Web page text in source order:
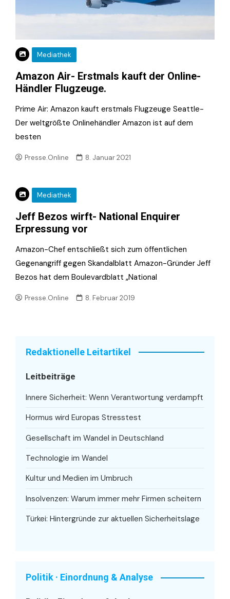
Mediathek
Amazon Air- Erstmals kauft der Online-
Händler Flugzeuge.
Prime Air: Amazon kauft erstmals Flugzeuge Seattle-
Der weltgrößte Onlinehändler Amazon ist auf dem
besten
Presse.Online 8. Januar 2021
Mediathek
Jeff Bezos wirft- National Enquirer
Erpressung vor
Amazon-Chef entschließt sich zum öffentlichen
Gegenangriff gegen Skandalblatt Amazon-Gründer Jeff
Bezos hat dem Boulevardblatt „National
Presse.Online 8. Februar 2019
Redaktionelle Leitartikel
Leitbeiträge
Innere Sicherheit: Wenn Verantwortung verdampft
Hormus wird Europas Stresstest
Gesellschaft im Wandel in Deutschland
Technologie im Wandel
Kultur und Medien im Umbruch
Insolvenzen: Warum immer mehr Firmen scheitern
Türkei: Hintergründe zur aktuellen Sicherheitslage
Politik · Einordnung & Analyse